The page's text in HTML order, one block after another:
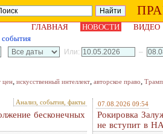
ГЛАВНАЯ НОВОСТИ
ВИДЕО
Или: –
цен, искусственный интеллект, авторское право, Трамп
Анализ, события, факты
бесконечных
07.08.2026 09:54
Рокировка
не вступит в